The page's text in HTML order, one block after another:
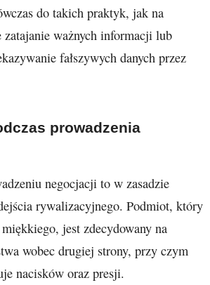
do takich praktyk, jak na
zatajanie ważnych informacji lub
fałszywych danych przez
prowadzenia
negocjacji to w zasadzie
rywalizacyjnego. Podmiot, który
jest zdecydowany na
wobec drugiej strony, przy czym
nacisków oraz presji.